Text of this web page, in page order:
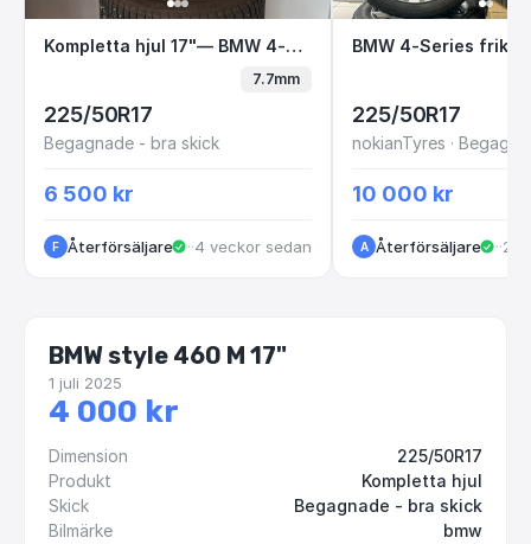
Kompletta hjul 17"— BMW 4-Series
Kompletta hjul 17"— BMW 4-Series
7.7mm
225/50R17
Begagnade - bra skick
6 500 kr
F Återförsäljare ·Göteborg
·4 veckor sedan
BMW 4-Series
225/50R17
10 000 kr
A Återförsäljare ··2
BMW style 460 M 17"
1 juli 2025
4 000 kr
Dimension
225/50R17
Produkt
Kompletta hjul
Skick
Begagnade - bra skick
Bilmärke
bmw